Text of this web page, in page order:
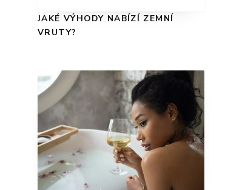
JAKÉ VÝHODY NABÍZÍ ZEMNÍ
VRUTY?